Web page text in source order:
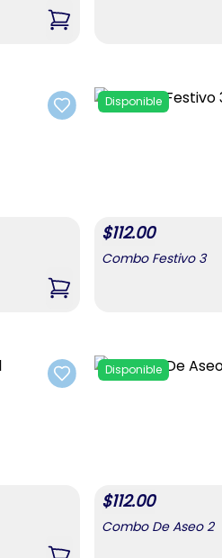
,Combo Pastas
Add to favorites
,Combo Festivo 2
Disponible
$112.00
Combo Festivo 3
Add to favorites
Disponible
$112.00
Combo De Aseo 2